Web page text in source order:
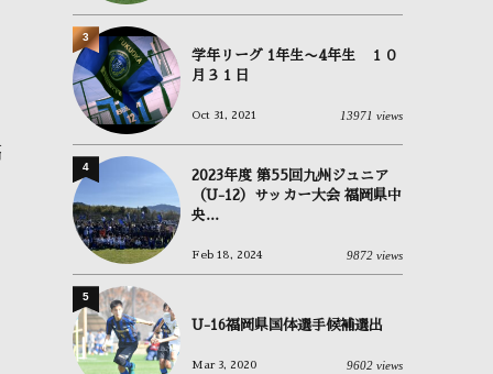
学年リーグ 1年生〜4年生 １０
月３１日
Oct 31, 2021 13971 views
3
2023年度 第55回九州ジュニア
（U-12）サッカー大会 福岡県中
央...
Feb 18, 2024 9872 views
4
U-16福岡県国体選手候補選出
Mar 3, 2020 9602 views
5